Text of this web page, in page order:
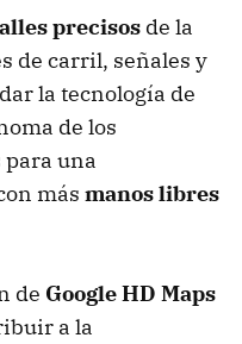
precisos de la
de carril, señales y
la tecnología de
de los
una
más manos libres
de Google HD Maps
a la